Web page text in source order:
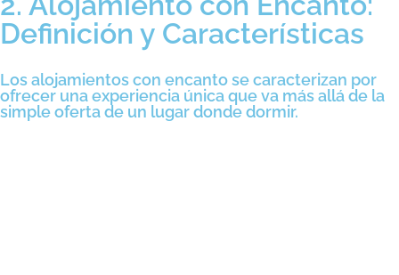
Definición y Características
Los alojamientos con encanto se caracterizan por
ofrecer una experiencia única que va más allá de la
simple oferta de un lugar donde dormir.